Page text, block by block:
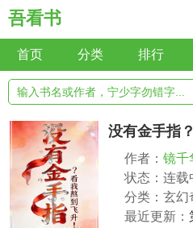
吾看书
首页 分类 排行
没有金手指
作者： 镜千
状态：连载
分类：玄幻
最近更新：